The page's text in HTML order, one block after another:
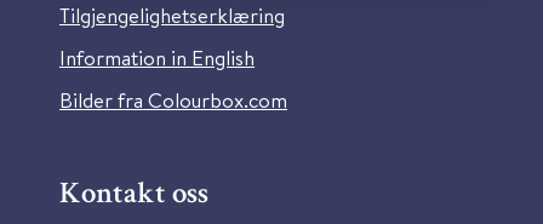
Tilgjengelighetserklæring
Information in English
Bilder fra Colourbox.com
Kontakt oss